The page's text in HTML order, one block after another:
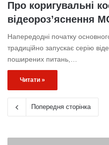
Про коригувальні
відеороз’яснення
Напередодні початку
традиційно запускає серію
поширених питань,…
Читати »
Попередня сторінка